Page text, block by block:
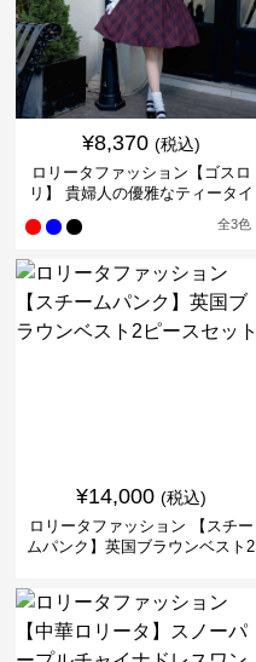
¥8,370 (税込)
ロリータファッション【ゴスロ
リ】 貴婦人の優雅なティータイ
全3色
¥14,000 (税込)
ロリータファッション 【スチー
ムパンク】英国ブラウンベスト2